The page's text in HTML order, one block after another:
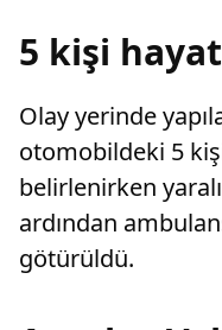
5 kişi
Olay yerinde
otomobildeki 5
belirlenirken
ardından
götürüldü.